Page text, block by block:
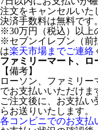
注文をキャンセルいた
決済手数料は無料です。
※30万円（税込）以上
※セブンイレブン（前
は楽天市場までご連絡
ファミリーマート、ロ
【備考】
ローソン、ファミリー
でお支払いいただけま
ご注文後に、お支払
らお送りいたします。
各コンビニでのお支払